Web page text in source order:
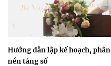
Hướng dẫn lập kế hoạch,
nền tảng số